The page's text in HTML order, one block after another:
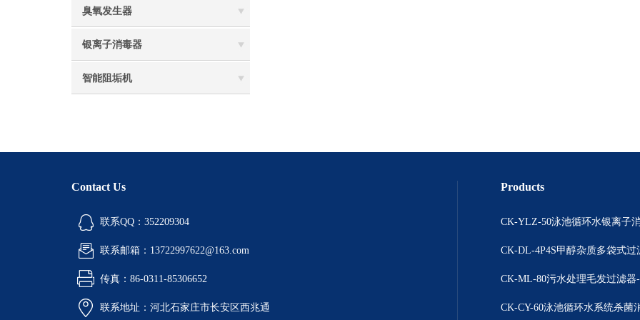
臭氧发生器
银离子消毒器
智能阻垢机
Contact Us
联系QQ：352209304
联系邮箱：13722997622@163.com
传真：86-0311-85306652
联系地址：河北石家庄市长安区西兆通
Products
CK-DL-4P4S甲醇杂质多袋式过